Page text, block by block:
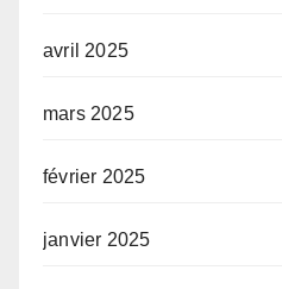
avril 2025
mars 2025
février 2025
janvier 2025